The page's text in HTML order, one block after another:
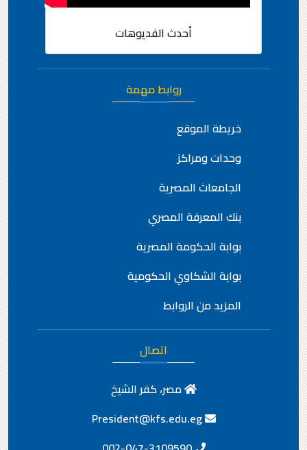
أحدث الفديوهات
خريطة الموقع
وحدات ومراكز
الجامعات المصرية
بنك المعرفة المصري
بوابة الحكومة المصرية
بوابة الشكاوي الحكومية
المزيد من الروابط